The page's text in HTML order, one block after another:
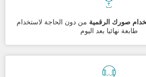
صورك الرقمية من دون الحاجة لاستخدام
طابعة نهائيا بعد اليوم